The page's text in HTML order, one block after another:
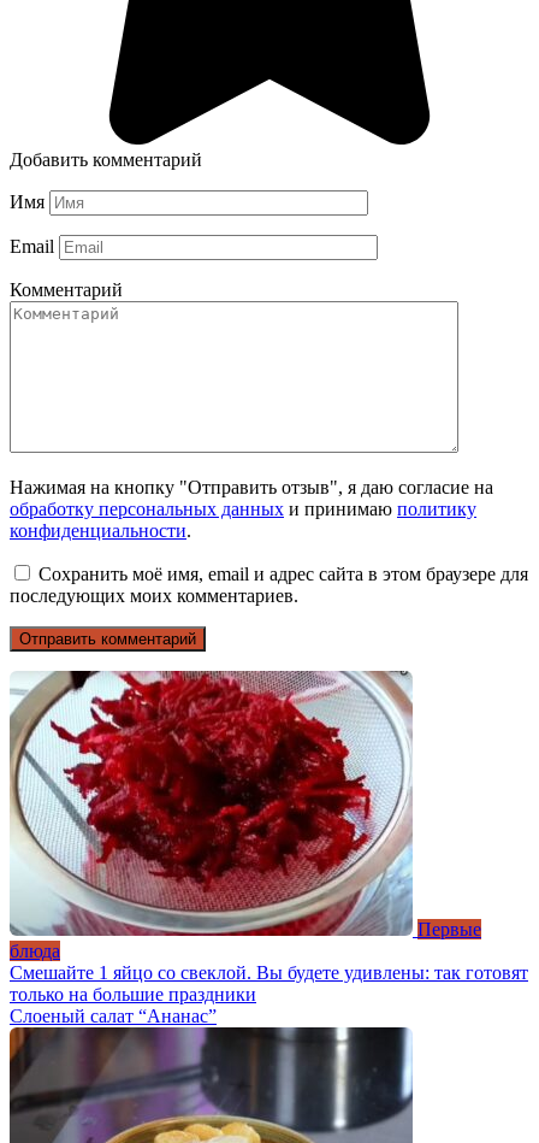
Добавить комментарий
Имя
Email
Комментарий
Нажимая на кнопку "Отправить отзыв", я даю согласие на
обработку персональных данных и принимаю политику
конфиденциальности.
Сохранить моё имя, email и адрес сайта в этом браузере для
последующих моих комментариев.
Первые
блюда
Смешайте 1 яйцо со свеклой. Вы будете удивлены: так готовят
только на большие праздники
Слоеный салат “Ананас”